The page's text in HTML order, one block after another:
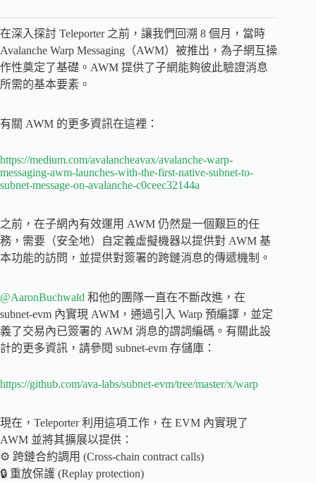
在深入探討 Teleporter 之前，讓我們回溯 8 個月，當時
Avalanche Warp Messaging（AWM）被推出，為子網互操
作性奠定了基礎。AWM 提供了子網能夠彼此驗證消息
所需的基本要素。
有關 AWM 的更多資訊在這裡：
https://medium.com/avalancheavax/avalanche-warp-
messaging-awm-launches-with-the-first-native-subnet-to-
subnet-message-on-avalanche-c0ceec32144a
之前，在子網內有效運用 AWM 仍然是一個艱巨的任
務，需要（安全地）自定義虛擬機器以提供對 AWM 基
本功能的訪問，並提供對簽署的跨鏈消息的傳遞機制。
@AaronBuchwald 和他的團隊一直在不斷改進，在
subnet-evm 內實現 AWM，通過引入 Warp 預編譯，並定
義了交易內已簽署的 AWM 消息的謂詞編碼。有關此設
計的更多資訊，請參閱 subnet-evm 存儲庫：
https://github.com/ava-labs/subnet-evm/tree/master/x/warp
現在，Teleporter 利用這項工作，在 EVM 內實現了
AWM 並將其擴展以提供：
⚙️ 跨鏈合約調用 (Cross-chain contract calls)
🔒 重放保護 (Replay protection)